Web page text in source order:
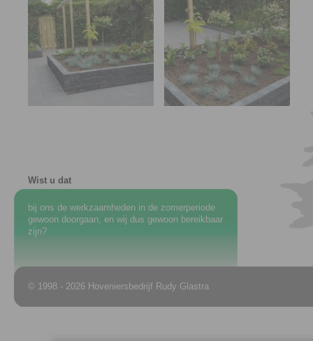
Wist u dat
bij ons de werkzaamheden in de zomerperiode
gewoon doorgaan, en wij dus gewoon bereikbaar
zijn?
© 1998 - 2026 Hoveniersbedrijf Rudy Glastra